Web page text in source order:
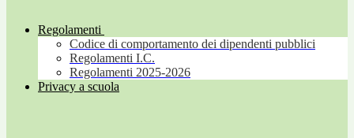
Regolamenti
Codice di comportamento dei dipendenti pubblici
Regolamenti I.C.
Regolamenti 2025-2026
Privacy a scuola